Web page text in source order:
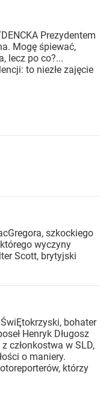
Prezydentem
Mogę śpiewać,
lecz po co?...
to niezłe zajęcie
szkockiego
wyczyny
Scott, brytyjski
bohater
Henryk Długosz
członkostwa w SLD,
o maniery.
którzy